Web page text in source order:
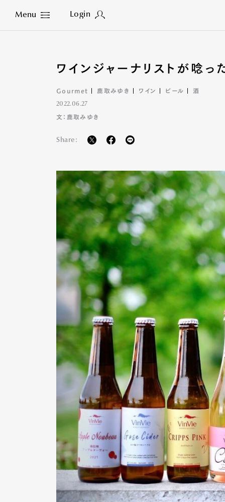
Menu Login
Close
ワインジャーナリストが唸っ
Gourmet 鹿取みゆき ワイン ビール 酒
2022.06.27
文：鹿取みゆき
Share: